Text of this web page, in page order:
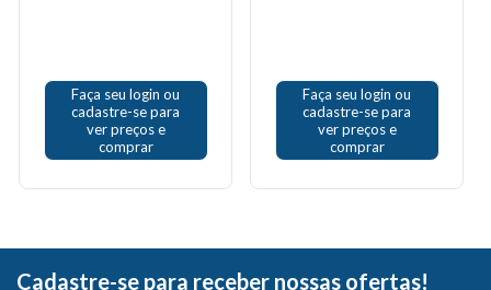
Faça seu login ou
cadastre-se para
ver preços e
comprar
Faça seu login ou
cadastre-se para
ver preços e
comprar
Cadastre-se para receber nossas ofertas!